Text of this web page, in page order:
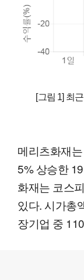
[그림 1] 최
메리츠화재
5% 상승한
화재는 코스
있다. 시가총
장기업 중